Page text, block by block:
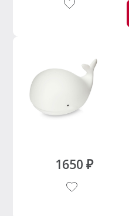
1650 ₽